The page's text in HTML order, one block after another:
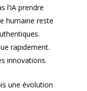
l’IA prendre
humaine reste
rapidement.
innovations.
une évolution